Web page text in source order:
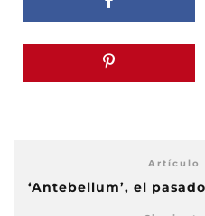
Artículo
‘Antebellum’, el